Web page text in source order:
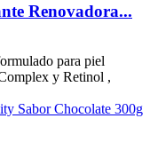
Renovadora...
para piel
y Retinol ,